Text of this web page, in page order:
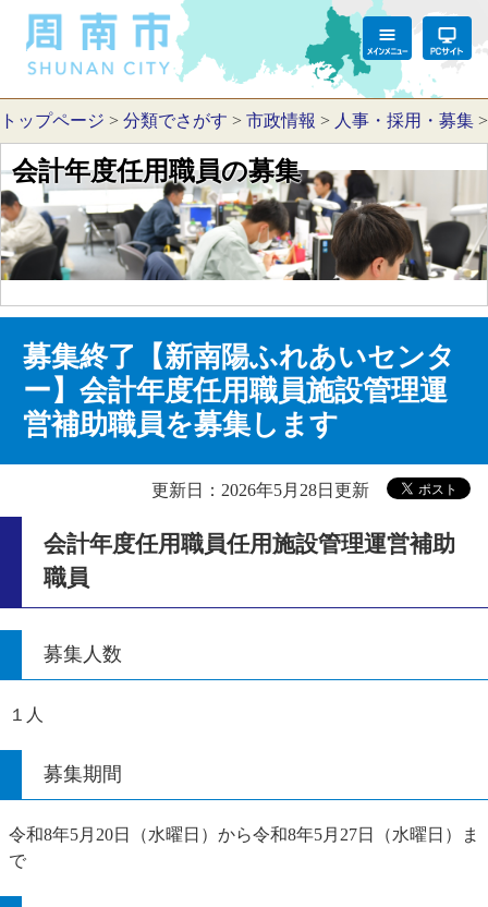
トップページ > 分類でさがす > 市政情報 > 人事・採用・募集
会計年度任用職員の募集
募集終了【新南陽ふれあいセンタ
ー】会計年度任用職員施設管理運
営補助職員を募集します
更新日：2026年5月28日更新
会計年度任用職員任用施設管理運営補助
職員
募集人数
１人
募集期間
令和8年5月20日（水曜日）から令和8年5月27日（水曜日）ま
で